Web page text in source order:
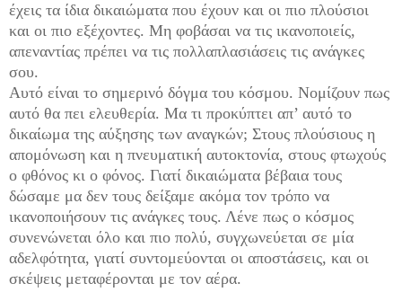
έχεις τα ίδια δικαιώματα που έχουν και οι πιο πλούσιοι
και οι πιο εξέχοντες. Μη φοβάσαι να τις ικανοποιείς,
απεναντίας πρέπει να τις πολλαπλασιάσεις τις ανάγκες
σου.
Αυτό είναι το σημερινό δόγμα του κόσμου. Νομίζουν πως
αυτό θα πει ελευθερία. Μα τι προκύπτει απ’ αυτό το
δικαίωμα της αύξησης των αναγκών; Στους πλούσιους η
απομόνωση και η πνευματική αυτοκτονία, στους φτωχούς
ο φθόνος κι ο φόνος. Γιατί δικαιώματα βέβαια τους
δώσαμε μα δεν τους δείξαμε ακόμα τον τρόπο να
ικανοποιήσουν τις ανάγκες τους. Λένε πως ο κόσμος
συνενώνεται όλο και πιο πολύ, συγχωνεύεται σε μία
αδελφότητα, γιατί συντομεύονται οι αποστάσεις, και οι
σκέψεις μεταφέρονται με τον αέρα.